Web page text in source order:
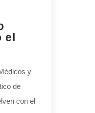
el
y
de
con el